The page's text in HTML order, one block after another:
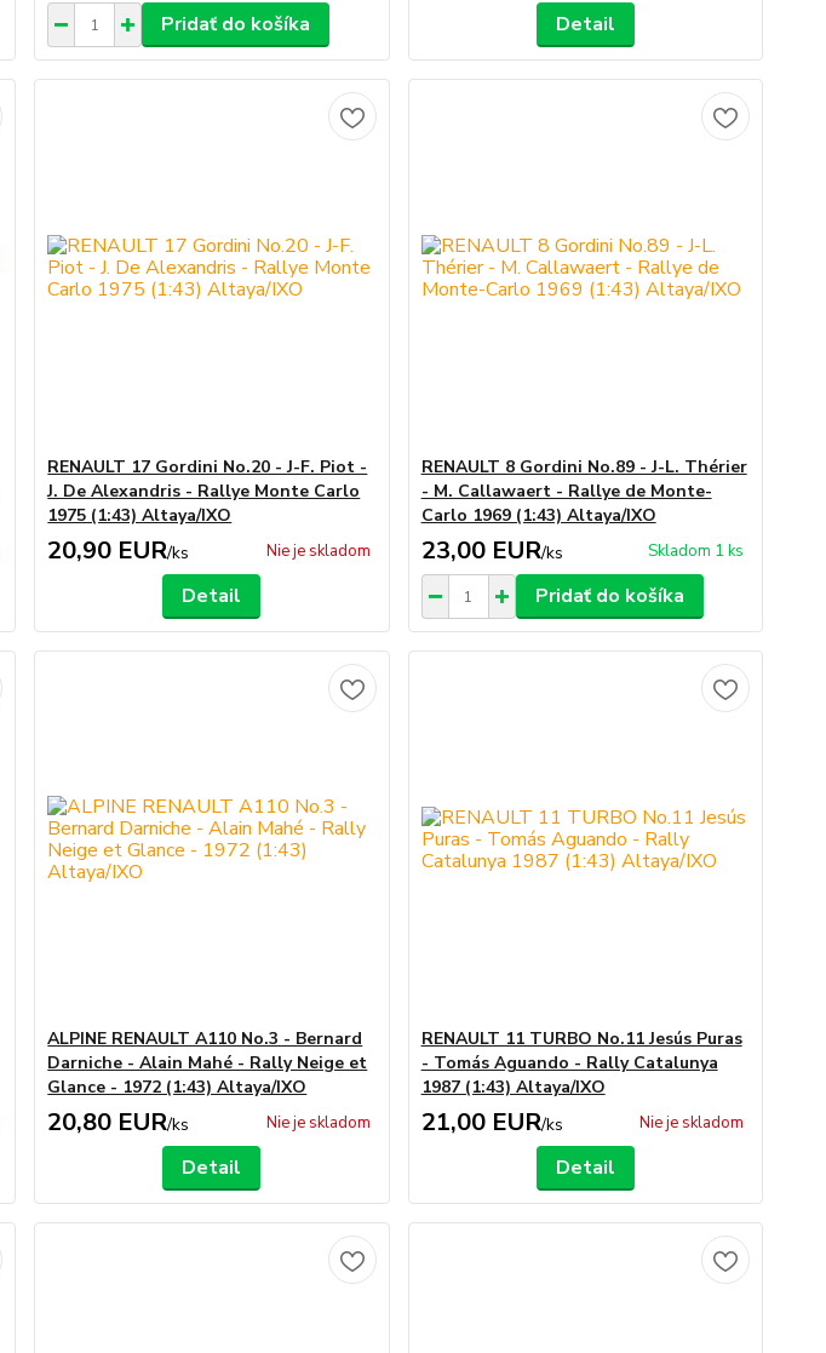
Pridať do košíka Detail
RENAULT 17 Gordini No.20 - J-F. Piot -
J. De Alexandris - Rallye Monte Carlo
1975 (1:43) Altaya/IXO
20,90 EUR/ks Nie je skladom
Detail
RENAULT 8 Gordini No.89 - J-L. Thérier
- M. Callawaert - Rallye de Monte-
Carlo 1969 (1:43) Altaya/IXO
23,00 EUR/ks Skladom 1 ks
Pridať do košíka
ALPINE RENAULT A110 No.3 - Bernard
Darniche - Alain Mahé - Rally Neige et
Glance - 1972 (1:43) Altaya/IXO
20,80 EUR/ks Nie je skladom
Detail
RENAULT 11 TURBO No.11 Jesús Puras
- Tomás Aguando - Rally Catalunya
1987 (1:43) Altaya/IXO
21,00 EUR/ks Nie je skladom
Detail